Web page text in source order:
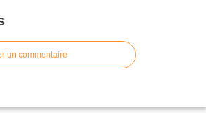
un commentaire